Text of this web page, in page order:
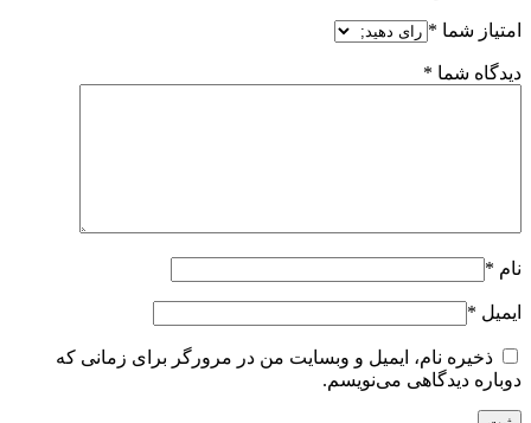
امتیاز شما *
دیدگاه شما *
نام *
ایمیل *
ذخیره نام، ایمیل و وبسایت من در مرورگر برای زمانی که
دوباره دیدگاهی می‌نویسم.